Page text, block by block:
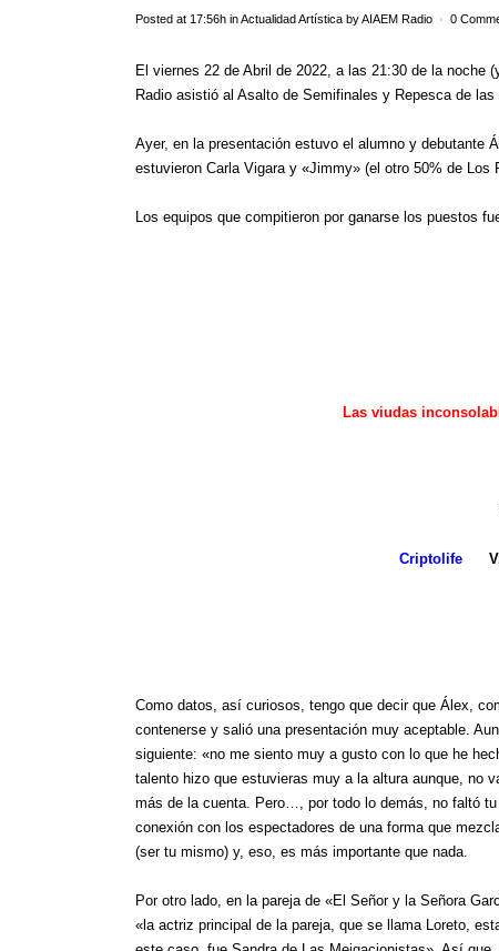
Posted at 17:56h inActualidad Artística byAIAEM Radio 0
El viernes 22 de Abril de 2022, a las 21:30 de la noche
Radio asistió al Asalto de Semifinales y Repesca de
Ayer, en la presentación estuvo el alumno y debutante
estuvieron Carla Vigara y «Jimmy» (el otro 50% de Los
Los equipos que compitieron por ganarse los puestos
Las viudas
Criptolife
Como datos, así curiosos, tengo que decir que Álex,
contenerse y salió una presentación muy aceptable.
siguiente: «no me siento muy a gusto con lo que he
talento hizo que estuvieras muy a la altura aunque, no
más de la cuenta. Pero…, por todo lo demás, no faltó
conexión con los espectadores de una forma que
(ser tu mismo) y, eso, es más importante que nada.
Por otro lado, en la pareja de «El Señor y la Señora
«la actriz principal de la pareja, que se llama Loreto,